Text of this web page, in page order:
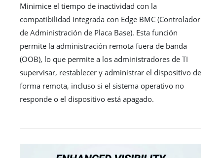
Minimice el tiempo de inactividad con la
compatibilidad integrada con Edge BMC (Controlador
de Administración de Placa Base). Esta función
permite la administración remota fuera de banda
(OOB), lo que permite a los administradores de TI
supervisar, restablecer y administrar el dispositivo de
forma remota, incluso si el sistema operativo no
responde o el dispositivo está apagado.